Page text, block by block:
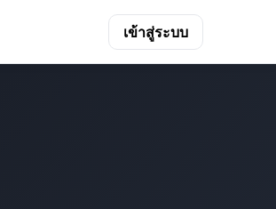
เข้าสู่ระบบ